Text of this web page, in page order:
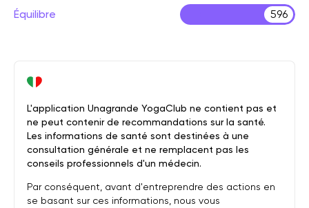
Équilibre 596
L'application Unagrande YogaClub ne contient pas et
ne peut contenir de recommandations sur la santé.
Les informations de santé sont destinées à une
consultation générale et ne remplacent pas les
conseils professionnels d'un médecin.
Par conséquent, avant d'entreprendre des actions en
se basant sur ces informations, nous vous